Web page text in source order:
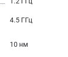
4.5 ГГц
10 нм